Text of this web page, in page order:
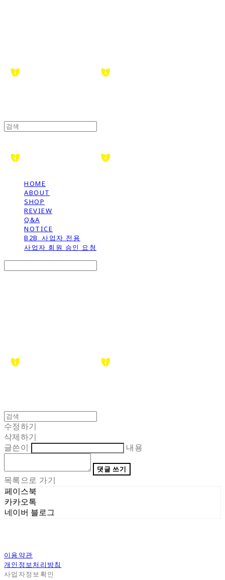
HOME
ABOUT
SHOP
REVIEW
Q&A
NOTICE
B2B_사업자 전용
사업자 회원 승인 요청
수정하기
삭제하기
글쓴이
내용
댓글 쓰기
목록으로 가기
페이스북
카카오톡
네이버 블로그
이용약관
개인정보처리방침
사업자정보확인